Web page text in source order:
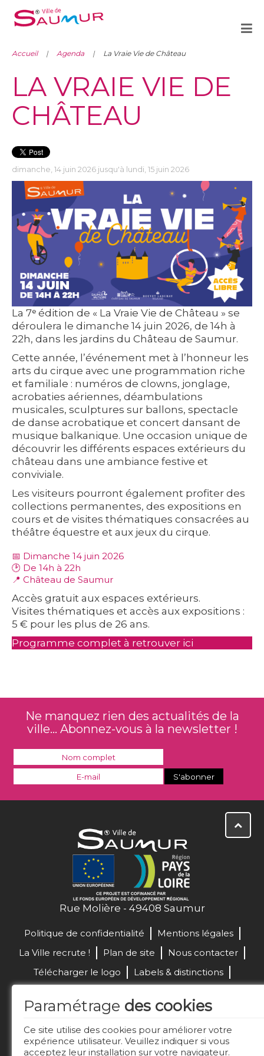
Accueil Agenda La Vraie Vie de Château
LA VRAIE VIE DE
CHÂTEAU
dimanche, 14 juin 2026 jusqu'à lundi, 15 juin 2026
La 7ᵉ édition de « La Vraie Vie de Château » se
déroulera le dimanche 14 juin 2026, de 14h à
22h, dans les jardins du Château de Saumur.
Cette année, l’événement met à l’honneur les
arts du cirque avec une programmation riche
et familiale : numéros de clowns, jonglage,
acrobaties aériennes, déambulations
musicales, sculptures sur ballons, spectacle
de danse acrobatique et concert dansant de
musique balkanique. Une occasion unique de
découvrir les différents espaces extérieurs du
château dans une ambiance festive et
conviviale.
Les visiteurs pourront également profiter des
collections permanentes, des expositions en
cours et de visites thématiques consacrées au
théâtre équestre et aux jeux du cirque.
📅 Dimanche 14 juin 2026
🕑 De 14h à 22h
📍 Château de Saumur
Accès gratuit aux espaces extérieurs.
Visites thématiques et accès aux expositions :
5 € pour les plus de 26 ans.
Programme complet à retrouver ici
Paramétrage des cookies
Ce site utilise des cookies pour améliorer votre
expérience utilisateur. Veuillez indiquer si vous
acceptez leur installation sur votre navigateur.
Ne manquez rien des actualités de la
ville... Abonnez-vous à la newsletter !
Rue Molière - 49408 Saumur
Politique de confidentialité
Mentions légales
La Ville recrute !
Plan de site
Nous contacter
Télécharger le logo
Labels & distinctions
Réalisation de site :